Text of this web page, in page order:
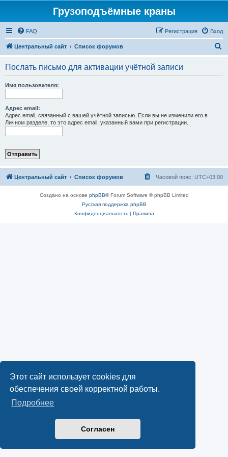
Этот сайт использует cookies для
обеспечения своей корректной работы.
Подробнее
Согласен
Грузоподъёмные краны
FAQ Вход
Регистрация
Центральный сайт Список форумов
Послать письмо для активации учётной записи
Имя пользователя:
Адрес email:
Адрес email, связанный с вашей учётной записью. Если вы не изменили его в
Личном разделе, то это адрес email, указанный вами при регистрации.
Центральный сайт Список форумов Часовой пояс: UTC+03:00
Создано на основе phpBB® Forum Software © phpBB Limited
Русская поддержка phpBB
Конфиденциальность| Правила